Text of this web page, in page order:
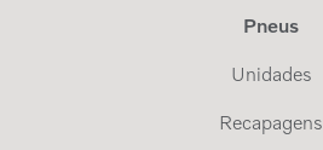
Pneus
Unidades
Recapagens